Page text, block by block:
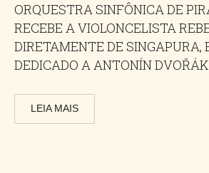
ORQUESTRA SINFÔNICA DE
RECEBE A VIOLONCELISTA
DIRETAMENTE DE SINGAPURA,
DEDICADO A ANTONÍN DVOŘÁK
LEIA MAIS